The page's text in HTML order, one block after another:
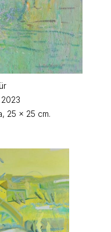
25 x 25 cm.